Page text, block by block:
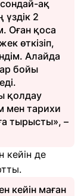
ақ
үздік 2
Оған қоса
өткізіп,
Алайда
бойы
қолдау
мен тарихи
тырысты», –
кейін де
кейін маған